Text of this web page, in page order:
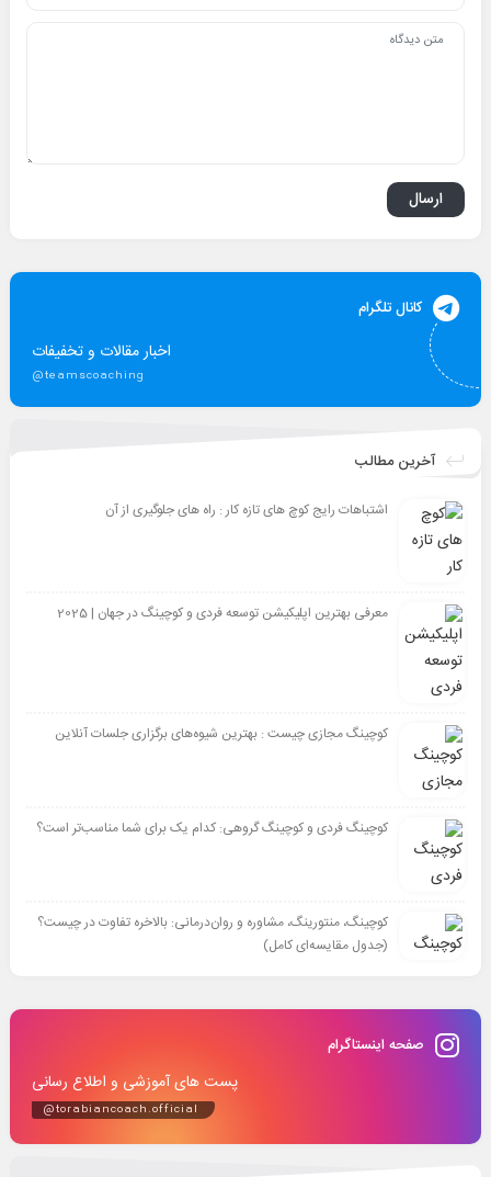
کانال تلگرام
اخبار مقالات و تخفیفات
@teamscoaching
آخرین مطالب
اشتباهات رایج کوچ های تازه کار : راه های جلوگیری از آن
معرفی بهترین اپلیکیشن توسعه فردی و کوچینگ در جهان | 2025
کوچینگ مجازی چیست : بهترین شیوه‌های برگزاری جلسات آنلاین
کوچینگ فردی و کوچینگ گروهی: کدام یک برای شما مناسب‌تر است؟
کوچینگ، منتورینگ، مشاوره و روان‌درمانی: بالاخره تفاوت در چیست؟
(جدول مقایسه‌ای کامل)
صفحه اینستاگرام
پست های آموزشی و اطلاع رسانی
@torabiancoach.official